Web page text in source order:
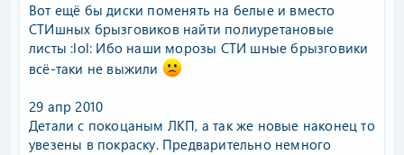
Вот ещё бы диски поменять на белые и вместо
СТИшных брызговиков найти полиуретановые
листы :lol: Ибо наши морозы СТИ шные брызговики
всё-таки не выжили
29 апр 2010
Детали с покоцаным ЛКП, а так же новые наконец то
увезены в покраску. Предварительно немного